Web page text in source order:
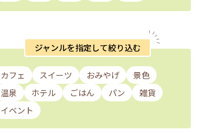
ジャンルを指定して絞り込む
カフェ スイーツ おみやげ
景色
温泉
ホテル ごはん パン
雑貨
イベント